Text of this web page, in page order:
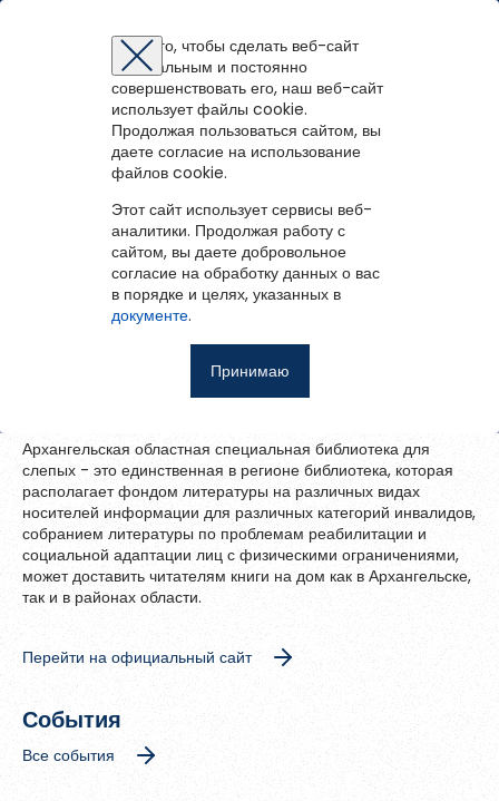
Архангельская областная
специальная библиотека для слепых
Архангельская областная специальная библиотека для
слепых - это единственная в регионе библиотека, которая
располагает фондом литературы на различных видах
носителей информации для различных категорий инвалидов,
собранием литературы по проблемам реабилитации и
социальной адаптации лиц с физическими ограничениями,
может доставить читателям книги на дом как в Архангельске,
так и в районах области.
Перейти на официальный сайт
События
Все события
Для того, чтобы сделать веб-сайт
оптимальным и постоянно
совершенствовать его, наш веб-сайт
использует файлы cookie.
Продолжая пользоваться сайтом, вы
даете согласие на использование
файлов cookie.
Этот сайт использует сервисы веб-
аналитики. Продолжая работу с
сайтом, вы даете добровольное
согласие на обработку данных о вас
в порядке и целях, указанных в
документе.
Принимаю
Перейти на портал
Ещё
Фотоальбом
Методическая помощь
Авторизация
Для того чтобы получить доступ к полнотекстовым документам и
записям вебинаров необходимо авторизоваться.
Если у вас еще нет учетной записи,зарегистрируйтесь.
Запомнить меня
Восстановить пароль
Зарегистрироваться
Восстановление пароля
Восстановить пароль
Введите эл.почту, привязанную к профилю на портале. На
неё мы отправим ссылку для восстановления пароля.
Регистрация на портале
Зарегистрированные пользователи имеют доступ к
методическим рекомендациям, сценариям мероприятий,
библиографическим и другим полнотекстовым документам, а
также к записям вебинаров.
Ошибка регистрации.Перезагрузите
снова
Вы успешно зарегистрированы!
зарегистрироваться